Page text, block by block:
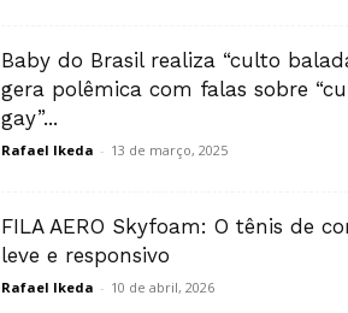
Baby do Brasil realiza “culto
gera polêmica com falas sobre
gay”...
Rafael Ikeda - 13 de março, 2025
FILA AERO Skyfoam: O tênis de
leve e responsivo
Rafael Ikeda - 10 de abril, 2026